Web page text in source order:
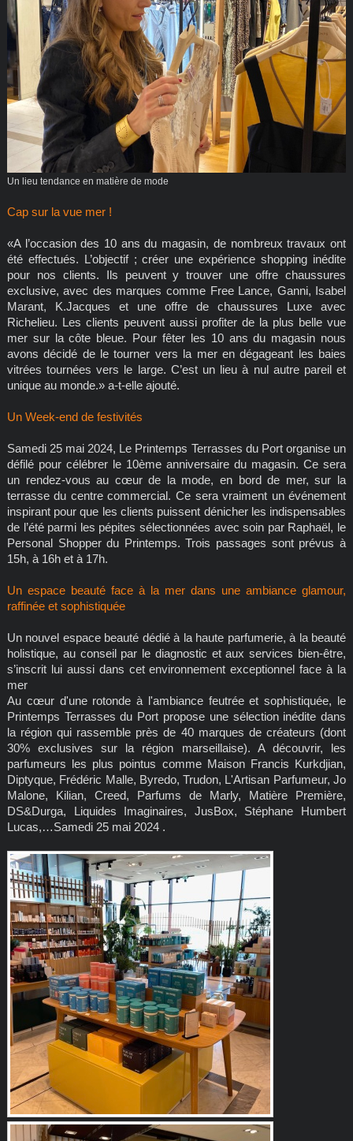
Un lieu tendance en matière de mode
Cap sur la vue mer !
«A l’occasion des 10 ans du magasin, de nombreux travaux ont
été effectués. L’objectif ; créer une expérience shopping inédite
pour nos clients. Ils peuvent y trouver une offre chaussures
exclusive, avec des marques comme Free Lance, Ganni, Isabel
Marant, K.Jacques et une offre de chaussures Luxe avec
Richelieu. Les clients peuvent aussi profiter de la plus belle vue
mer sur la côte bleue. Pour fêter les 10 ans du magasin nous
avons décidé de le tourner vers la mer en dégageant les baies
vitrées tournées vers le large. C’est un lieu à nul autre pareil et
unique au monde.» a-t-elle ajouté.
Un Week-end de festivités
Samedi 25 mai 2024, Le Printemps Terrasses du Port organise un
défilé pour célébrer le 10ème anniversaire du magasin. Ce sera
un rendez-vous au cœur de la mode, en bord de mer, sur la
terrasse du centre commercial. Ce sera vraiment un événement
inspirant pour que les clients puissent dénicher les indispensables
de l’été parmi les pépites sélectionnées avec soin par Raphaël, le
Personal Shopper du Printemps. Trois passages sont prévus à
15h, à 16h et à 17h.
Un espace beauté face à la mer dans une ambiance glamour,
raffinée et sophistiquée
Un nouvel espace beauté dédié à la haute parfumerie, à la beauté
holistique, au conseil par le diagnostic et aux services bien-être,
s’inscrit lui aussi dans cet environnement exceptionnel face à la
mer
Au cœur d'une rotonde à l'ambiance feutrée et sophistiquée, le
Printemps Terrasses du Port propose une sélection inédite dans
la région qui rassemble près de 40 marques de créateurs (dont
30% exclusives sur la région marseillaise). A découvrir, les
parfumeurs les plus pointus comme Maison Francis Kurkdjian,
Diptyque, Frédéric Malle, Byredo, Trudon, L'Artisan Parfumeur, Jo
Malone, Kilian, Creed, Parfums de Marly, Matière Première,
DS&Durga, Liquides Imaginaires, JusBox, Stéphane Humbert
Lucas,…Samedi 25 mai 2024 .